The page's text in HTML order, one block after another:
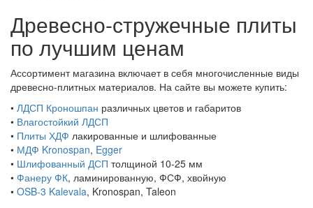
Древесно-стружечные плиты
по лучшим ценам
Ассортимент магазина включает в себя многочисленные виды
древесно-плитных материалов. На сайте вы можете купить:
• ЛДСП Кроношпан различных цветов и габаритов
• Влагостойкий ЛДСП
• Плиты ХДФ лакированные и шлифованные
• МДФ Kronospan, Egger
• Шлифованный ДСП толщиной 10-25 мм
• Фанеру ФК, ламинированную, ФСФ, хвойную
• OSB-3 Kalevala, Kronospan, Taleon